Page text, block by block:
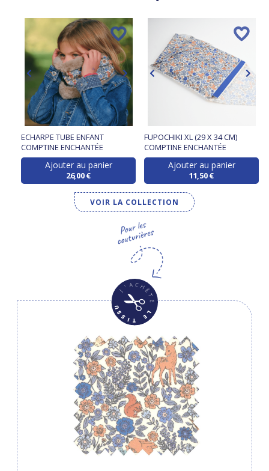
ECHARPE TUBE ENFANT
COMPTINE ENCHANTÉE
Ajouter au panier
26,00 €
FUPOCHIKI XL (29 X 34 CM)
COMPTINE ENCHANTÉE
Ajouter au panier
11,50 €
VOIR LA COLLECTION